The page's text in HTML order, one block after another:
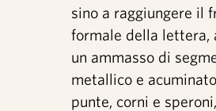
sino a raggiungere il
formale della lettera,
un ammasso di
metallico e
punte, corni e